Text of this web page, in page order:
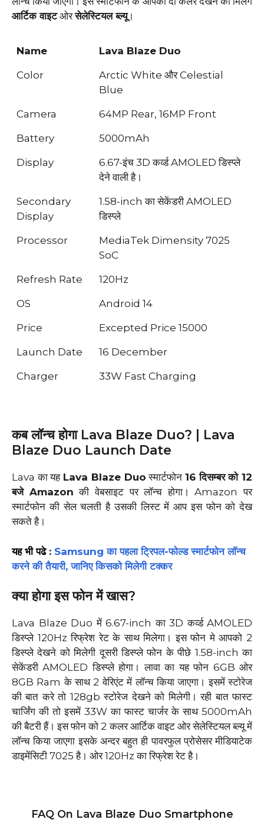
आर्टिक वाइटओरसेलेस्टियल ब्ल्यू।
Name Lava Blaze Duo
Color
Arctic White और Celestial
Blue
Camera 64MP Rear, 16MP Front
Battery 5000mAh
Display
6.67-इंच 3D कर्व्ड AMOLED डिस्प्ले
देने वाली है।
Secondary
Display
1.58-inch का सेकेंडरी AMOLED
डिस्प्ले
Processor
MediaTek Dimensity 7025
SoC
Refresh Rate 120Hz
OS Android 14
Price Excepted Price 15000
Launch Date 16 December
Charger 33W Fast Charging
कब लॉन्च होगा Lava Blaze Duo? | Lava
Blaze Duo Launch Date
Lava का यह Lava Blaze Duo स्मार्टफोन 16 दिसम्बर को 12
बजे Amazon की वेबसाइट पर लॉन्च होगा। Amazon पर
स्मार्टफोन की सेल चलती है उसकी लिस्ट में आप इस फोन को देख
सकते है।
यह भी पढे: Samsung का पहला ट्रिपल-फोल्ड स्मार्टफोन लॉन्च
करने की तैयारी, जानिए किसको मिलेगी टक्कर
क्या होगा इस फोन में खास?
Lava Blaze Duo में 6.67-inch का 3D कर्व्ड AMOLED
डिस्प्ले 120Hz रिफ्रेश रेट के साथ मिलेगा। इस फोन मे आपको 2
डिस्प्ले देखने को मिलेगी दूसरी डिस्प्ले फोन के पीछे 1.58-inch का
सेकेंडरी AMOLED डिस्प्ले होगा। लावा का यह फोन 6GB ओर
8GB Ram के साथ 2 वेरिएंट में लॉन्च किया जाएगा। इसमें स्टोरेज
की बात करे तो 128gb स्टोरेज देखने को मिलेगी। रही बात फास्ट
चार्जिंग की तो इसमें 33W का फास्ट चार्जर के साथ 5000mAh
की बैटरी हैं। इस फोन को 2 कलर आर्टिक वाइट ओर सेलेस्टियल ब्ल्यू में
लॉन्च किया जाएगा इसके अन्दर बहुत ही पावरफुल प्रोसेसर मीडियाटेक
डाइमेंसिटी 7025 है। ओर 120Hz का रिफ्रेश रेट है।
FAQ On Lava Blaze Duo Smartphone